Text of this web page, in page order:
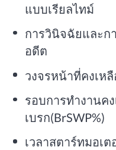
แบบเรียลไทม์
การวินิจฉัยและก
อดีต
วงจรหน้าที่คงเห
รอบการทำงานค
เบรก(BrSWP%)
เวลาสตาร์ทมอเ